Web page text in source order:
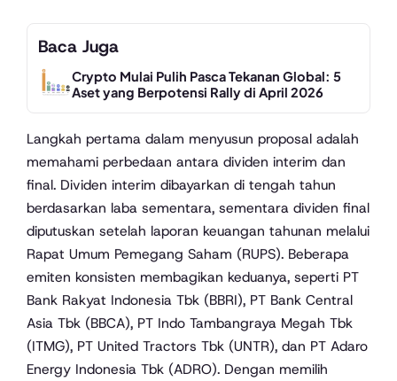
Baca Juga
Crypto Mulai Pulih Pasca Tekanan Global: 5
Aset yang Berpotensi Rally di April 2026
Langkah pertama dalam menyusun proposal adalah
memahami perbedaan antara dividen interim dan
final. Dividen interim dibayarkan di tengah tahun
berdasarkan laba sementara, sementara dividen final
diputuskan setelah laporan keuangan tahunan melalui
Rapat Umum Pemegang Saham (RUPS). Beberapa
emiten konsisten membagikan keduanya, seperti PT
Bank Rakyat Indonesia Tbk (BBRI), PT Bank Central
Asia Tbk (BBCA), PT Indo Tambangraya Megah Tbk
(ITMG), PT United Tractors Tbk (UNTR), dan PT Adaro
Energy Indonesia Tbk (ADRO). Dengan memilih